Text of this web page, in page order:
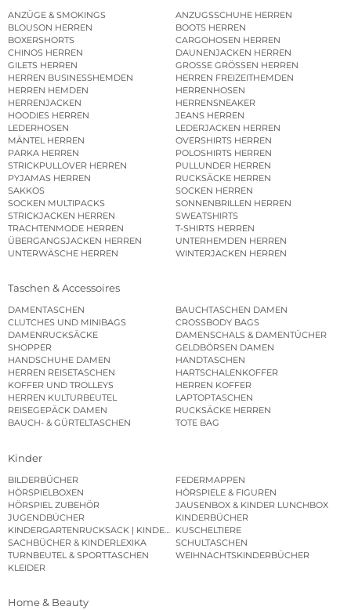
ANZÜGE & SMOKINGS
ANZUGSSCHUHE HERREN
BLOUSON HERREN
BOOTS HERREN
BOXERSHORTS
CARGOHOSEN HERREN
CHINOS HERREN
DAUNENJACKEN HERREN
GILETS HERREN
GROSSE GRÖSSEN HERREN
HERREN BUSINESSHEMDEN
HERREN FREIZEITHEMDEN
HERREN HEMDEN
HERRENHOSEN
HERRENJACKEN
HERRENSNEAKER
HOODIES HERREN
JEANS HERREN
LEDERHOSEN
LEDERJACKEN HERREN
MÄNTEL HERREN
OVERSHIRTS HERREN
PARKA HERREN
POLOSHIRTS HERREN
STRICKPULLOVER HERREN
PULLUNDER HERREN
PYJAMAS HERREN
RUCKSÄCKE HERREN
SAKKOS
SOCKEN HERREN
SOCKEN MULTIPACKS
SONNENBRILLEN HERREN
STRICKJACKEN HERREN
SWEATSHIRTS
TRACHTENMODE HERREN
T-SHIRTS HERREN
ÜBERGANGSJACKEN HERREN
UNTERHEMDEN HERREN
UNTERWÄSCHE HERREN
WINTERJACKEN HERREN
Taschen & Accessoires
DAMENTASCHEN
BAUCHTASCHEN DAMEN
CLUTCHES UND MINIBAGS
CROSSBODY BAGS
DAMENRUCKSÄCKE
DAMENSCHALS & DAMENTÜCHER
SHOPPER
GELDBÖRSEN DAMEN
HANDSCHUHE DAMEN
HANDTASCHEN
HERREN REISETASCHEN
HARTSCHALENKOFFER
KOFFER UND TROLLEYS
HERREN KOFFER
HERREN KULTURBEUTEL
LAPTOPTASCHEN
REISEGEPÄCK DAMEN
RUCKSÄCKE HERREN
BAUCH- & GÜRTELTASCHEN
TOTE BAG
Kinder
BILDERBÜCHER
FEDERMAPPEN
HÖRSPIELBOXEN
HÖRSPIELE & FIGUREN
HÖRSPIEL ZUBEHÖR
JAUSENBOX & KINDER LUNCHBOX
JUGENDBÜCHER
KINDERBÜCHER
KINDERGARTENRUCKSACK | KINDERGARTENBEUTEL
KUSCHELTIERE
SACHBÜCHER & KINDERLEXIKA
SCHULTASCHEN
TURNBEUTEL & SPORTTASCHEN
WEIHNACHTSKINDERBÜCHER
KLEIDER
Home & Beauty